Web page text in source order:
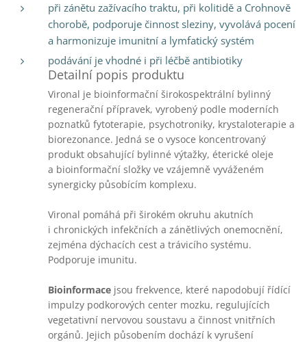
při zánětu zažívacího traktu, při kolitidě a Crohnově
chorobě, podporuje činnost sleziny, vyvolává pocení
a harmonizuje imunitní a lymfatický systém
podávání je vhodné i při léčbě antibiotiky
Detailní popis produktu
Vironal je bioinformační širokospektrální bylinný
regenerační přípravek, vyrobený podle moderních
poznatků fytoterapie, psychotroniky, krystaloterapie a
biorezonance. Jedná se o vysoce koncentrovaný
produkt obsahující bylinné výtažky, éterické oleje
a bioinformační složky ve vzájemně vyváženém
synergicky působícím komplexu.
Vironal pomáhá při širokém okruhu akutních
i chronických infekčních a zánětlivých onemocnění,
zejména dýchacích cest a trávicího systému.
Podporuje imunitu.
Bioinformace jsou frekvence, které napodobují řídící
impulzy podkorových center mozku, regulujících
vegetativní nervovou soustavu a činnost vnitřních
orgánů. Jejich působením dochází k vyrušení